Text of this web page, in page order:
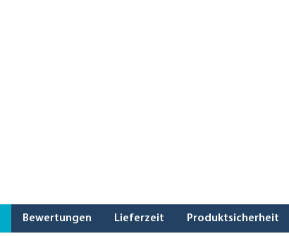
Bewertungen Lieferzeit Produktsicherheit